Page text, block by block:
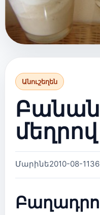
Անուշեղեն
Մարինե2010-08-11